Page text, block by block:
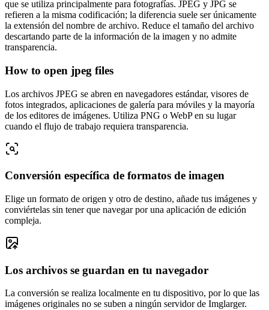
que se utiliza principalmente para fotografías. JPEG y JPG se
refieren a la misma codificación; la diferencia suele ser únicamente
la extensión del nombre de archivo. Reduce el tamaño del archivo
descartando parte de la información de la imagen y no admite
transparencia.
How to open jpeg files
Los archivos JPEG se abren en navegadores estándar, visores de
fotos integrados, aplicaciones de galería para móviles y la mayoría
de los editores de imágenes. Utiliza PNG o WebP en su lugar
cuando el flujo de trabajo requiera transparencia.
Conversión específica de formatos de imagen
Elige un formato de origen y otro de destino, añade tus imágenes y
conviértelas sin tener que navegar por una aplicación de edición
compleja.
Los archivos se guardan en tu navegador
La conversión se realiza localmente en tu dispositivo, por lo que las
imágenes originales no se suben a ningún servidor de Imglarger.